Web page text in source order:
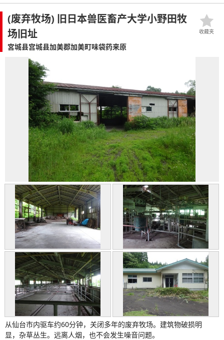
(废弃牧场) 旧日本兽医畜产大学小野田牧
场旧址
宮城县宫城县加美郡加美町味袋药来原
从仙台市内驱车约60分钟，关闭多年的废弃牧场。建筑物破损明
显，杂草丛生。远离人烟，也不会发生噪音问题。
收藏夹